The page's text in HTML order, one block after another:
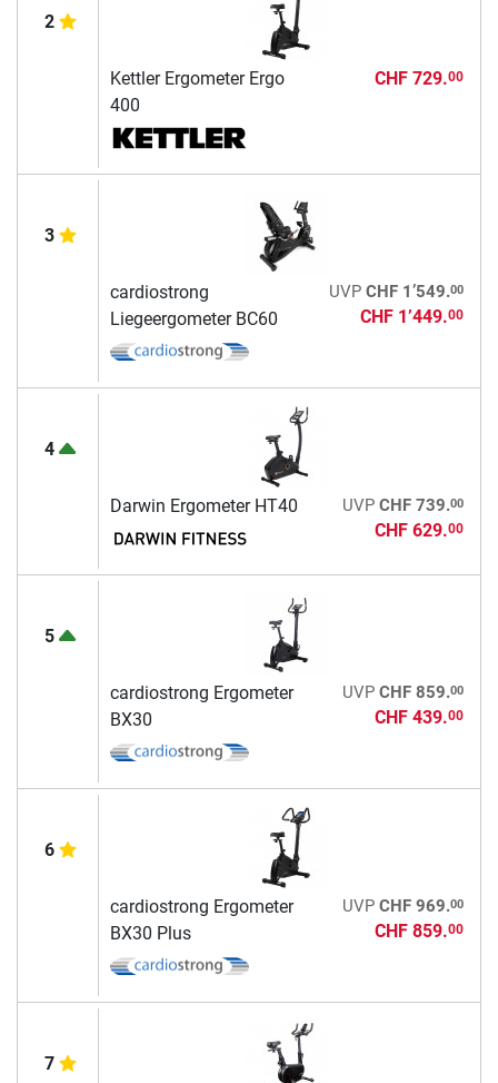
2
Kettler Ergometer Ergo
400
CHF 729.00
3
cardiostrong
Liegeergometer BC60
UVP CHF 1’549.00
CHF 1’449.00
4
Darwin Ergometer HT40 UVP CHF 739.00
CHF 629.00
5
cardiostrong Ergometer
BX30
UVP CHF 859.00
CHF 439.00
6
cardiostrong Ergometer
BX30 Plus
UVP CHF 969.00
CHF 859.00
7